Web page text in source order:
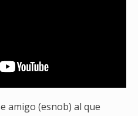
amigo (esnob) al que